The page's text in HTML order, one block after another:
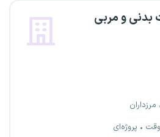
و مربی
وقت پروژه‌ای